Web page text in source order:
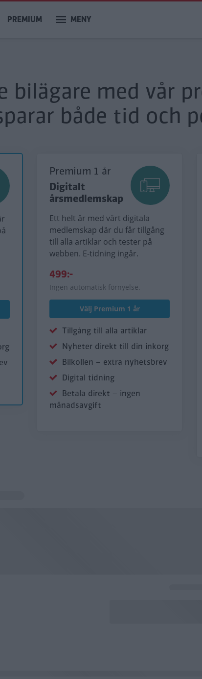
PREMIUM MENY
bilägare med vår
både tid och
Premium 1 år
Digitalt
årsmedlemskap
Ett helt år med vårt digitala
medlemskap där du får tillgång
till alla artiklar och tester på
webben. E-tidning ingår.
499:-
Ingen automatisk förnyelse.
Välj Premium 1 år
Tillgång till alla artiklar
Nyheter direkt till din inkorg
Bilkollen – extra nyhetsbrev
Digital tidning
Betala direkt – ingen
månadsavgift